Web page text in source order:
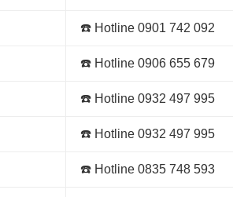
☎️ Hotline 0901 742 092
☎️ Hotline 0906 655 679
☎️ Hotline 0932 497 995
☎️ Hotline 0932 497 995
☎️ Hotline 0835 748 593